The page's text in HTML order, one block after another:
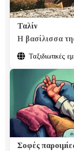
Ταλίν
Η βασίλισσα
Ταξιδιωτικές
Σοφές